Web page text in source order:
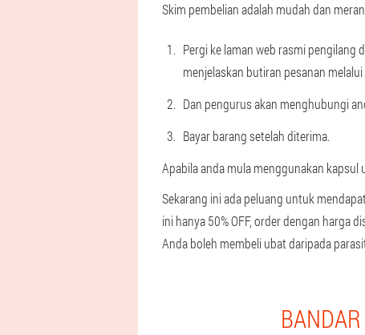
Skim pembelian adalah mudah dan
Pergi ke laman web rasmi
menjelaskan butiran pesanan
Dan pengurus akan menghubungi
Bayar barang setelah diterima.
Apabila anda mula menggunakan
Sekarang ini ada peluang untuk
ini hanya 50% OFF, order dengan harga
Anda boleh membeli ubat daripada